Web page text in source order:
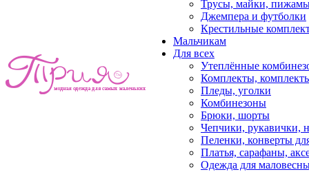
Трусы, майки,
Джемпера и футболки
Крестильные
Мальчикам
Для всех
Утеплённые
Комплекты,
Пледы, уголки
Комбинезоны
Брюки, шорты
Чепчики, рукавички,
Пеленки, конверты
Платья, сарафаны,
Одежда для